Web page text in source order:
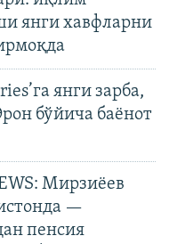
янги хавфларни
янги зарба,
бўйича баёнот
Мирзиёев
—
пенсия